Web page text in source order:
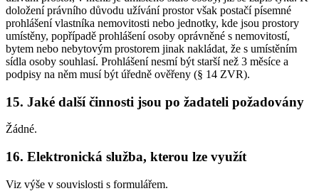
doložení právního důvodu užívání prostor však postačí písemné
prohlášení vlastníka nemovitosti nebo jednotky, kde jsou prostory
umístěny, popřípadě prohlášení osoby oprávněné s nemovitostí,
bytem nebo nebytovým prostorem jinak nakládat, že s umístěním
sídla osoby souhlasí. Prohlášení nesmí být starší než 3 měsíce a
podpisy na něm musí být úředně ověřeny (§ 14 ZVR).
15. Jaké další činnosti jsou po žadateli požadovány
Žádné.
16. Elektronická služba, kterou lze využít
Viz výše v souvislosti s formulářem.